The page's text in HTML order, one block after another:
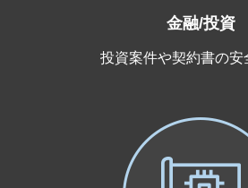
金融/投資
投資案件や契約書の安